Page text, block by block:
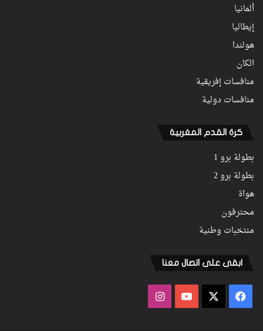
ألمانيا
إيطاليا
هولندا
الكان
منافسات إفريقية
منافسات دولية
كرة القدم المغربية
بطولة برو 1
بطولة برو 2
هواة
محترفون
منتخبات وطنية
ابقى على اتصال معنا
فيسبوك ‫YouTubeانستقرام